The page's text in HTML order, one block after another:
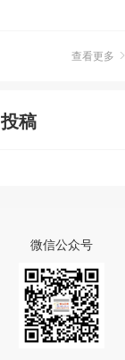
查看更多
投稿
微信公众号